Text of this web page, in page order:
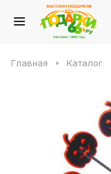
Главная Каталог